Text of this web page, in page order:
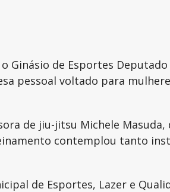
Ginásio de Esportes
pessoal voltado para
de jiu-jitsu Michele
contemplou tanto
de Esportes, Lazer e